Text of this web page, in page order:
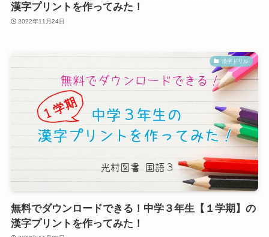
漢字プリントを作ってみた！
2022年11月24日
漢字ドリル
無料でダウンロードできる！中学３年生【１学期】の
漢字プリントを作ってみた！